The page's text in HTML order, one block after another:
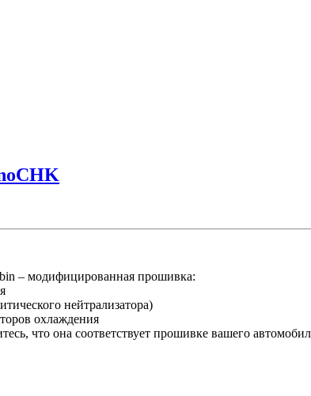
– модифицированная прошивка:
нейтрализатора)
охлаждения
что она соответствует прошивке вашего